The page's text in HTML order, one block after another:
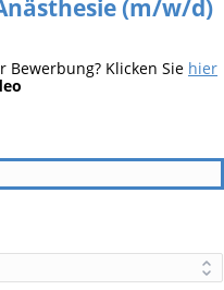
(m/w/d)
Klicken Sie hier